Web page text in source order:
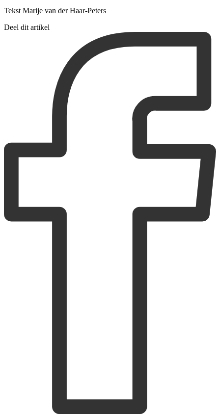
Tekst Marije van der Haar-Peters
Deel dit artikel